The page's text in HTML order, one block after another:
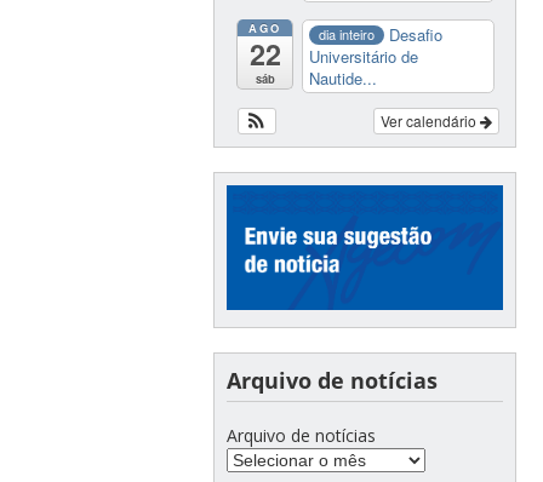
AGO
22
sáb
dia inteiro
Desafio
Universitário de
Nautide...
Ver calendário
Arquivo de notícias
Arquivo de notícias